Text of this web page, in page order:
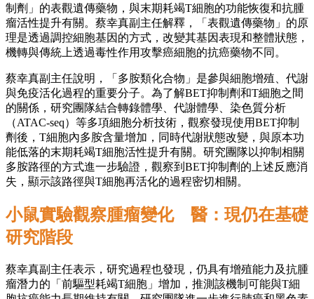
制劑」的表觀遺傳藥物，與末期耗竭T細胞的功能恢復和抗腫
瘤活性提升有關。蔡幸真副主任解釋，「表觀遺傳藥物」的原
理是透過調控細胞基因的方式，改變其基因表現和整體狀態，
機轉與傳統上透過毒性作用攻擊癌細胞的抗癌藥物不同。
蔡幸真副主任說明，「多胺類化合物」是參與細胞增殖、代謝
與免疫活化過程的重要分子。為了解BET抑制劑和T細胞之間
的關係，研究團隊結合轉錄體學、代謝體學、染色質分析
（ATAC-seq）等多項細胞分析技術，觀察發現使用BET抑制
劑後，T細胞內多胺含量增加，同時代謝狀態改變，與原本功
能低落的末期耗竭T細胞活性提升有關。研究團隊以抑制相關
多胺路徑的方式進一步驗證，觀察到BET抑制劑的上述反應消
失，顯示該路徑與T細胞再活化的過程密切相關。
小鼠實驗觀察腫瘤變化 醫：現仍在基礎
研究階段
蔡幸真副主任表示，研究過程也發現，仍具有增殖能力及抗腫
瘤潛力的「前驅型耗竭T細胞」增加，推測該機制可能與T細